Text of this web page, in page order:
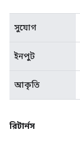
সুযোগ
ইনপুট
আকৃতি
রিটার্নস